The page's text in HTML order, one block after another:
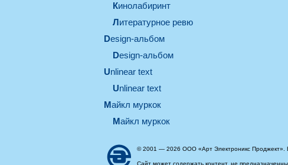
кинолабиринт
литературное ревю
design-альбом
design-альбом
unlinear text
Unlinear text
майкл муркок
майкл муркок
© 2001 — 2026 ООО «Арт Электроникс Проджект».
Сайт может содержать контент, не